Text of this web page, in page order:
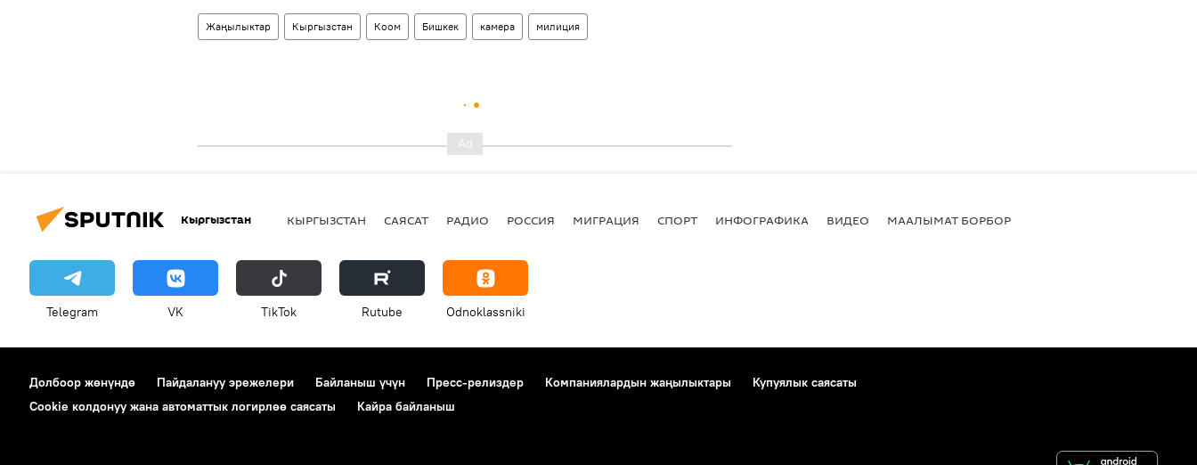
Жаңылыктар Кыргызстан Коом Бишкек камера милиция
Кыргызстан КЫРГЫЗСТАН САЯСАТ РАДИО РОССИЯ МИГРАЦИЯ СПОРТ ИНФОГРАФИКА ВИДЕО МААЛЫМАТ БОРБОР
Telegram VK ТikТоk Rutube Odnoklassniki
Долбоор жөнүндө Пайдалануу эрежелери Байланыш үчүн Пресс-релиздер Компаниялардын жаңылыктары
Купуялык саясаты
Cookie колдонуу жана автоматтык логирлөө саясаты
Кайра байланыш